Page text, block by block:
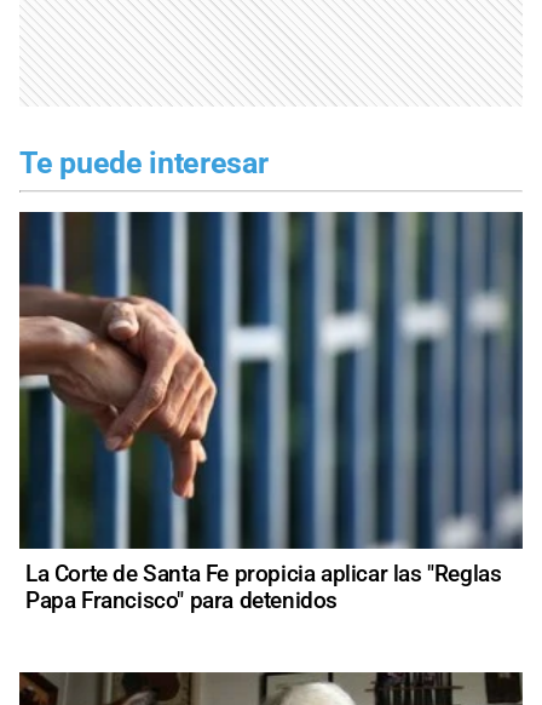
Te puede interesar
La Corte de Santa Fe propicia aplicar las "Reglas
Papa Francisco" para detenidos